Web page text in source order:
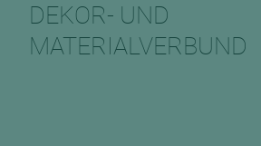
DEKOR- UND
MATERIALVERBUND